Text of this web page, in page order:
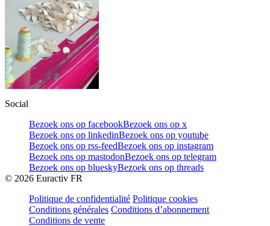
Social
Bezoek ons op facebookBezoek ons op x
Bezoek ons op linkedinBezoek ons op youtube
Bezoek ons op rss-feedBezoek ons op instagram
Bezoek ons op mastodonBezoek ons op telegram
Bezoek ons op blueskyBezoek ons op threads
© 2026 Euractiv FR
Politique de confidentialité Politique cookies
Conditions générales Conditions d’abonnement
Conditions de vente